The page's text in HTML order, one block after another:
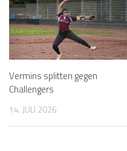
Vermins splitten gegen
Challengers
14. JULI 2026